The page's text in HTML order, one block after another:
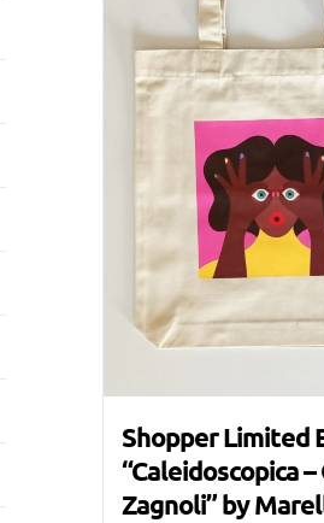
Shopper Limited
“Caleidoscopica
Zagnoli” by